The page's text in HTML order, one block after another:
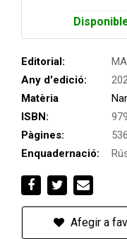
Editorial:
Any d'edició:
Matèria
ISBN:
Pàgines:
536
Enquadernació:
Afegir a